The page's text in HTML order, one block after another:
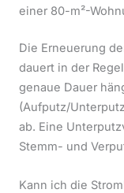
einer 80-m²-
Die Erneuerung
dauert in der
genaue Dauer
(Aufputz/
ab. Eine
Stemm- und
Kann ich die